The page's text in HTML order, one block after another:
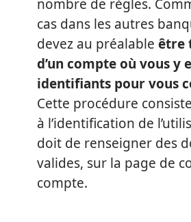
nombre de règles.
cas dans les autres
devez au préalable être
d’un compte où vous y
identifiants pour vous
Cette procédure
à l’identification de
doit de renseigner des
valides, sur la page de
compte.